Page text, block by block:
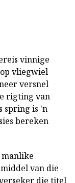
vinnige
vliegwiel
versnel
rigting van
spring is 'n
bereken
manlike
van die
die titel